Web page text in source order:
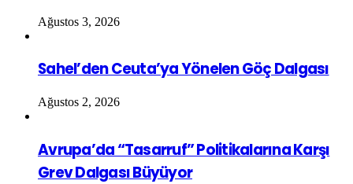
Ağustos 3, 2026
Sahel’den Ceuta’ya Yönelen Göç Dalgası
Ağustos 2, 2026
Avrupa’da “Tasarruf” Politikalarına Karşı
Grev Dalgası Büyüyor